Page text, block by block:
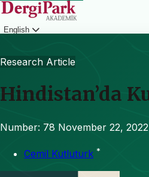
English
Research Article
Hindistan’da
Number: 78 November 22, 2022
Cemil Kutluturk *